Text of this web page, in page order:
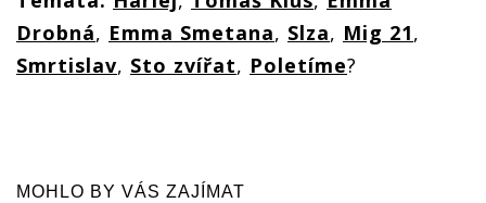
Drobná, Emma Smetana, Slza, Mig 21,
Smrtislav, Sto zvířat, Poletíme?
MOHLO BY VÁS ZAJÍMAT